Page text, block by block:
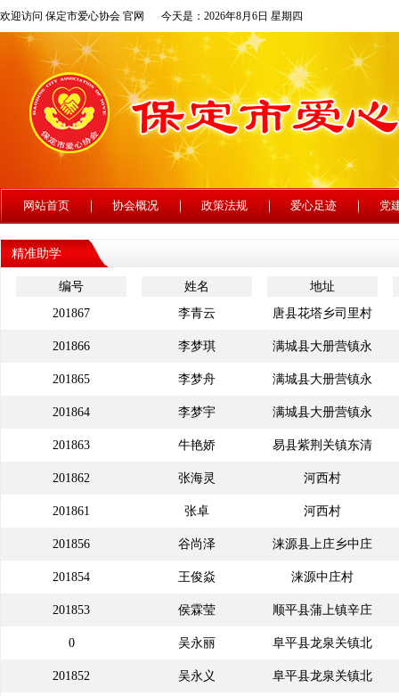
欢迎访问 保定市爱心协会 官网 今天是：2026年8月6日 星期四
网站首页 协会概况 政策法规 爱心足迹 党
精准助学
编号 姓名
地址
201867
李青云 唐县花塔乡司里村
201866 李梦琪 满城县大册营镇永
南庄村
201865 李梦舟 满城县大册营镇永
南庄村
201864 李梦宇 满城县大册营镇永
南庄村
201863 牛艳娇 易县紫荆关镇东清
源村
201862 张海灵 河西村
201861 张卓 河西村
201856 谷尚泽 涞源县上庄乡中庄
村
201854 王俊焱 涞源中庄村
201853 侯霖莹 顺平县蒲上镇辛庄
村
0 吴永丽 阜平县龙泉关镇北
刘庄村
201852 吴永义 阜平县龙泉关镇北